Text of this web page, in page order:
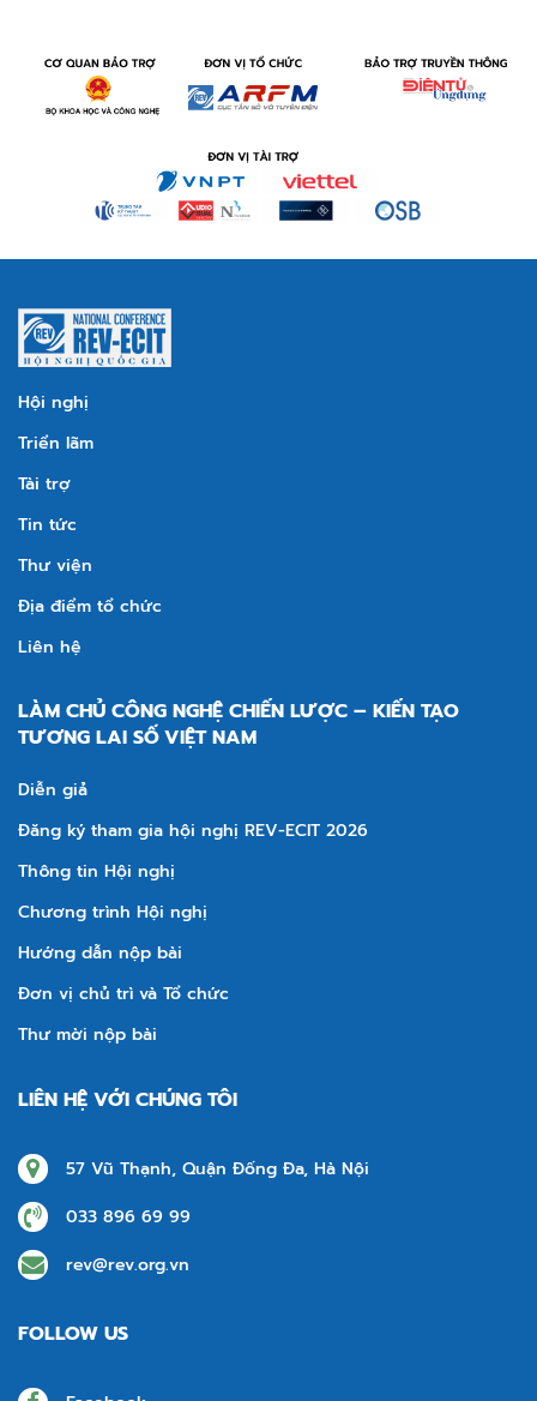
Hội nghị
Triển lãm
Tài trợ
Tin tức
Thư viện
Địa điểm tổ chức
Liên hệ
LÀM CHỦ CÔNG NGHỆ CHIẾN LƯỢC – KIẾN TẠO
TƯƠNG LAI SỐ VIỆT NAM
Diễn giả
Đăng ký tham gia hội nghị REV-ECIT 2026
Thông tin Hội nghị
Chương trình Hội nghị
Hướng dẫn nộp bài
Đơn vị chủ trì và Tổ chức
Thư mời nộp bài
LIÊN HỆ VỚI CHÚNG TÔI
57 Vũ Thạnh, Quận Đống Đa, Hà Nội
033 896 69 99
rev@rev.org.vn
FOLLOW US